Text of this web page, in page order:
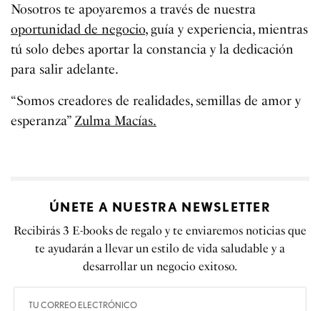
Nosotros te apoyaremos a través de nuestra
oportunidad de negocio, guía y experiencia, mientras
tú solo debes aportar la constancia y la dedicación
para salir adelante.
“Somos creadores de realidades, semillas de amor y
esperanza” Zulma Macías.
ÚNETE A NUESTRA NEWSLETTER
Recibirás 3 E-books de regalo y te enviaremos noticias que
te ayudarán a llevar un estilo de vida saludable y a
desarrollar un negocio exitoso.